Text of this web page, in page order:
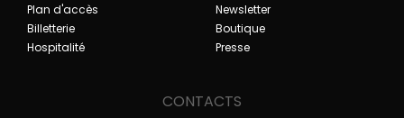
Plan d'accès
Billetterie
Hospitalité
Newsletter
Boutique
Presse
CONTACTS